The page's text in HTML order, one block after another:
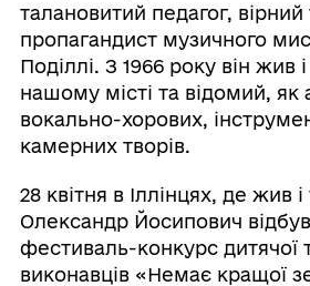
талановитий педагог,
пропагандист музичного
Поділлі. З 1966 року він жив
нашому місті та відомий, як
вокально-хорових,
камерних творів.
28 квітня в Іллінцях, де жив
Олександр Йосипович
фестиваль-конкурс дитячої
виконавців «Немає кращої